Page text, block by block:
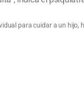
para cuidar a un